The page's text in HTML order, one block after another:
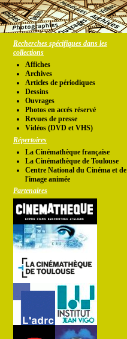
Recherches spécifiques dans les
collections
Affiches
Archives
Articles de périodiques
Dessins
Ouvrages
Photos en accés réservé
Revues de presse
Vidéos (DVD et VHS)
Répertoires
La Cinémathèque française
La Cinémathèque de Toulouse
Centre National du Cinéma et de
l'image animée
Partenaires